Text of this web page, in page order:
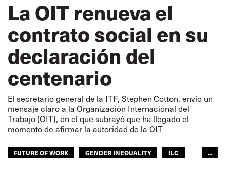
La OIT renueva el
contrato social en su
declaración del
centenario
El secretario general de la ITF, Stephen Cotton, envío un
mensaje claro a la Organización Internacional del
Trabajo (OIT), en el que subrayó que ha llegado el
momento de afirmar la autoridad de la OIT
FUTURE OF WORK GENDER INEQUALITY
ILC
...